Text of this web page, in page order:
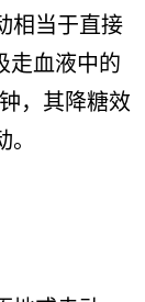
相当于直接
走血液中的
，其降糖效